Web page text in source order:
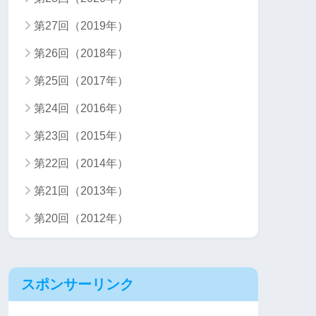
第27回（2019年）
第26回（2018年）
第25回（2017年）
第24回（2016年）
第23回（2015年）
第22回（2014年）
第21回（2013年）
第20回（2012年）
スポンサーリンク